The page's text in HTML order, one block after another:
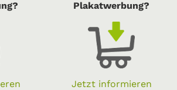
Plakatwerbung?
Jetzt informieren